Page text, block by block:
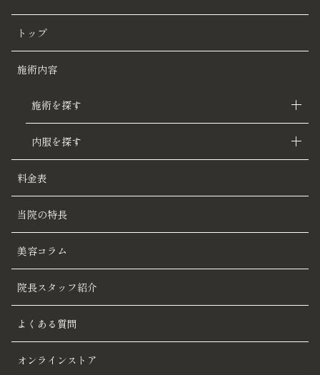
トップ
施術内容
施術を探す
内服を探す
料金表
当院の特長
美容コラム
院長スタッフ紹介
よくある質問
オンラインストア